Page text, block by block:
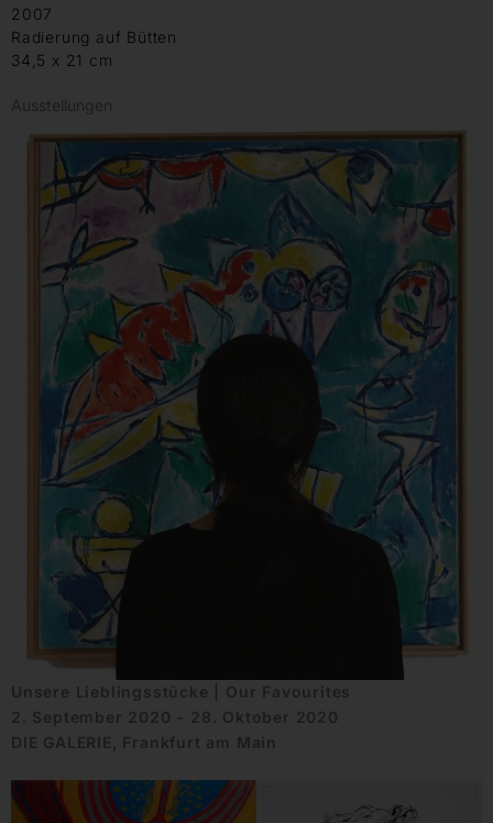
2007
Radierung auf Bütten
34,5 x 21 cm
Ausstellungen
Unsere Lieblingsstücke | Our Favourites
2. September 2020 - 28. Oktober 2020
DIE GALERIE, Frankfurt am Main